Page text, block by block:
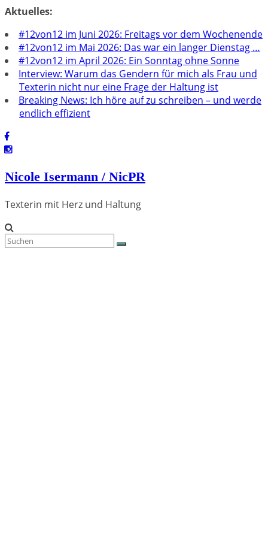
Zum
springen
Aktuelles:
#12von12 im Juni 2026: Freitags vor dem Wochenende
#12von12 im Mai 2026: Das war ein langer Dienstag …
#12von12 im April 2026: Ein Sonntag ohne Sonne
Interview: Warum das Gendern für mich als Frau und
Texterin nicht nur eine Frage der Haltung ist
Breaking News: Ich höre auf zu schreiben – und werde
endlich effizient
Nicole Isermann / NicPR
Texterin mit Herz und Haltung